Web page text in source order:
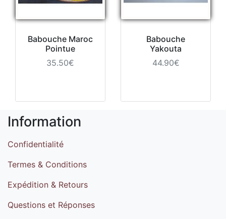
Babouche Maroc
Pointue
35.50€
Babouche
Yakouta
44.90€
Information
Confidentialité
Termes & Conditions
Expédition & Retours
Questions et Réponses